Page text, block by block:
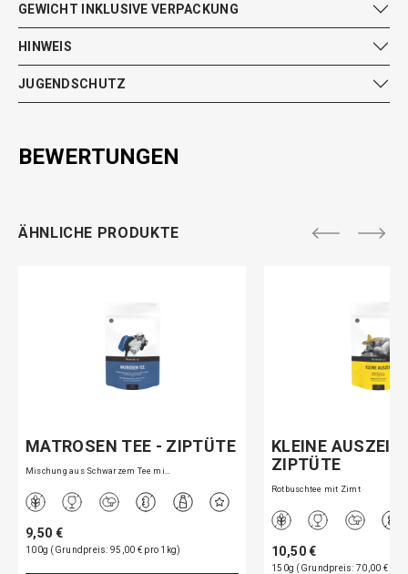
GEWICHT INKLUSIVE VERPACKUNG
HINWEIS
JUGENDSCHUTZ
BEWERTUNGEN
ÄHNLICHE PRODUKTE
MATROSEN TEE - ZIPTÜTE
Mischung aus Schwarzem Tee mi…
9,50 €
100g (Grundpreis: 95,00 € pro 1kg)
KLEINE AUSZEIT
ZIPTÜTE
Rotbuschtee mit Zimt
10,50 €
150g (Grundpreis: 70,00 € pro